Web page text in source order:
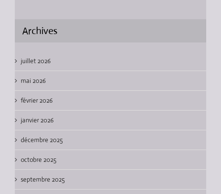
Archives
juillet 2026
mai 2026
février 2026
janvier 2026
décembre 2025
octobre 2025
septembre 2025